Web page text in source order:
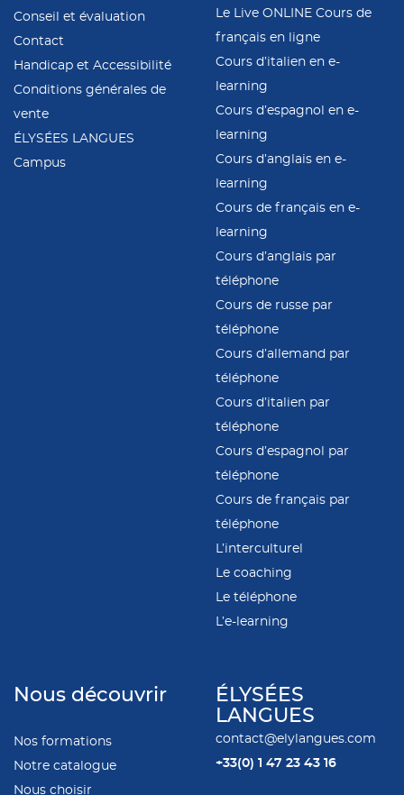
Conseil et évaluation
Contact
Handicap et Accessibilité
Conditions générales de
vente
ÉLYSÉES LANGUES
Campus
Le Live ONLINE Cours de
français en ligne
Cours d’italien en e-
learning
Cours d’espagnol en e-
learning
Cours d’anglais en e-
learning
Cours de français en e-
learning
Cours d’anglais par
téléphone
Cours de russe par
téléphone
Cours d’allemand par
téléphone
Cours d’italien par
téléphone
Cours d’espagnol par
téléphone
Cours de français par
téléphone
L’interculturel
Le coaching
Le téléphone
L’e-learning
Nous découvrir
Nos formations
Notre catalogue
Nous choisir
ÉLYSÉES
LANGUES
contact@elylangues.com
+33(0) 1 47 23 43 16